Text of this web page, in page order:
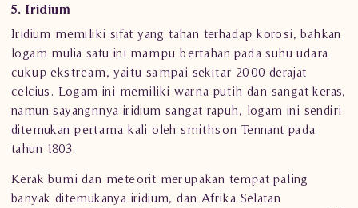
5. Iridium
Iridium memiliki sifat yang tahan terhadap korosi, bahkan
logam mulia satu ini mampu bertahan pada suhu udara
cukup ekstream, yaitu sampai sekitar 2000 derajat
celcius. Logam ini memiliki warna putih dan sangat keras,
namun sayangnnya iridium sangat rapuh, logam ini sendiri
ditemukan pertama kali oleh smithson Tennant pada
tahun 1803.
Kerak bumi dan meteorit merupakan tempat paling
banyak ditemukanya iridium, dan Afrika Selatan